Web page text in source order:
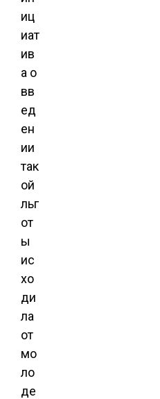
иц
иат
ив
а о
вв
ед
ен
ии
так
ой
льг
от
ы
ис
хо
ди
ла
от
мо
ло
де